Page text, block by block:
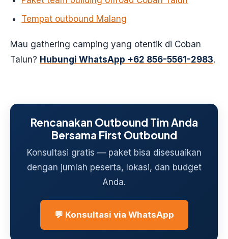
Tempat outbound Malang
Mau gathering camping yang otentik di Coban
Talun? Hubungi WhatsApp +62 856-5561-2983.
Rencanakan Outbound Tim Anda
Bersama First Outbound
Konsultasi gratis — paket bisa disesuaikan
dengan jumlah peserta, lokasi, dan budget
Anda.
💬 Konsultasi via WhatsApp